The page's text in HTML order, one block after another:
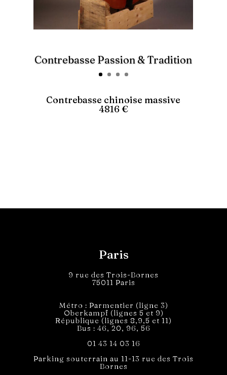
Contrebasse Passion & Tradition
Contrebasse chinoise massive
4816 €
Paris
9 rue des Trois-Bornes
75011 Paris
Métro : Parmentier (ligne 3)
Oberkampf (lignes 5 et 9)
République (lignes 8,9,5 et 11)
Bus : 46, 20, 96, 56
01 43 14 03 16
Parking souterrain au 11-13 rue des Trois
Bornes